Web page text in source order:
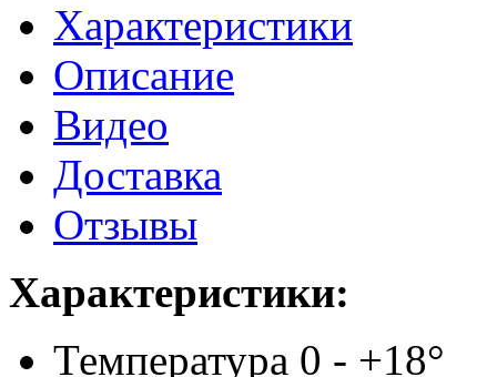
Характеристики
Описание
Видео
Доставка
Отзывы
Характеристики:
Температура 0 - +18°